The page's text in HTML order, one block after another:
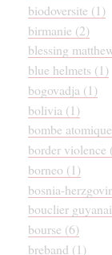
biodoversite (1)
birmanie (2)
blessing
blue helmets (1)
bogovadja (1)
bolivia (1)
bombe
border violence
borneo (1)
bosnia-
bouclier
bourse (6)
breband (1)